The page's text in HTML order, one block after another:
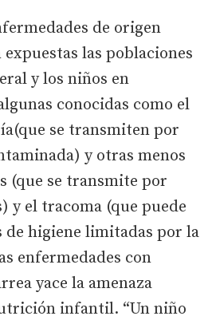
de origen
las poblaciones
y los niños en
conocidas como el
se transmiten por
y otras menos
(que se transmite por
y el tracoma (que puede
higiene limitadas por la
enfermedades con
yace la amenaza
infantil. “Un niño